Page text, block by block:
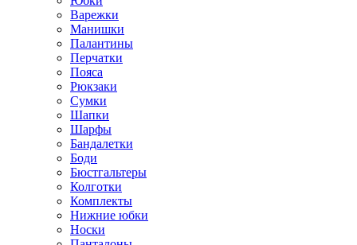
Варежки
Манишки
Палантины
Перчатки
Пояса
Рюкзаки
Сумки
Шапки
Шарфы
Бандалетки
Боди
Бюстгальтеры
Колготки
Комплекты
Нижние юбки
Носки